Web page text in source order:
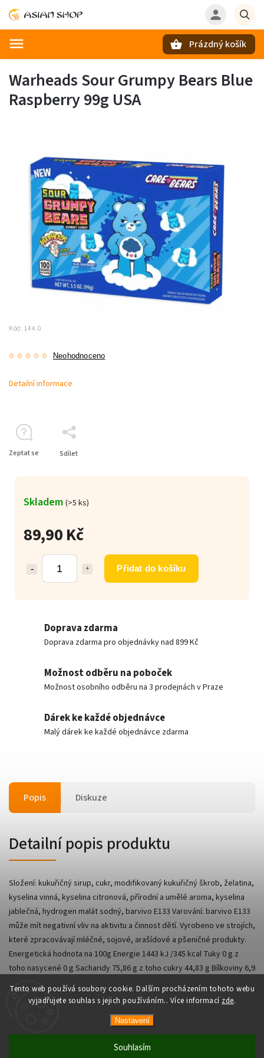
Tento web používá soubory cookie. Dalším procházením tohoto webu
vyjadřujete souhlas s jejich používáním.. Více informací zde.
Nastavení
Souhlasím
Prázdný košík
Warheads Sour Grumpy Bears Blue
Raspberry 99g USA
Kód: 144.0
Neohodnoceno
89,90 Kč
Přidat do košíku
Skladem (>5 ks)
Detailní informace
Zeptat se Sdílet
Doprava zdarma
Doprava zdarma pro objednávky nad 899 Kč
Možnost odběru na poboček
Možnost osobního odběru na 3 prodejnách v Praze
Dárek ke každé objednávce
Malý dárek ke každé objednávce zdarma
Popis Diskuze
Detailní popis produktu
Složení: kukuřičný sirup, cukr, modifikovaný kukuřičný škrob, želatina,
kyselina vinná, kyselina citronová, přírodní a umělé aroma, kyselina
jablečná, hydrogen malát sodný, barvivo E133 Varování: barvivo E133
může mít negativní vliv na aktivitu a činnost dětí. Vyrobeno ve strojích,
které zpracovávají mléčné, sojové, arašídové a pšeničné produkty.
Energetická hodnota na 100g Energie 1443 kJ /345 kcal Tuky 0 g z
toho nasycené 0 g Sacharidy 75,86 g z toho cukry 44,83 g Bílkoviny 6,9
AsianShop
VytvořilShoptet | Design